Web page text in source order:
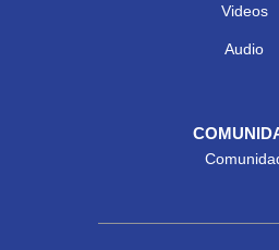
Videos
Audio